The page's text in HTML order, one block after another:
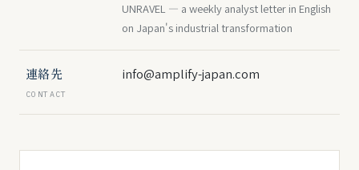
UNRAVEL — a weekly analyst letter in English
on Japan's industrial transformation
連絡先
CONTACT
info@amplify-japan.com